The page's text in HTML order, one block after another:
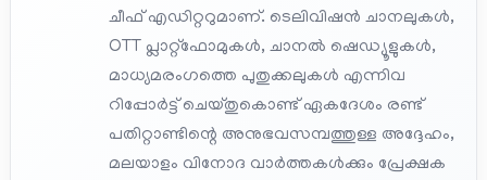
ചീഫ് എഡിറ്ററുമാണ്. ടെലിവിഷൻ ചാനലുകൾ,
OTT പ്ലാറ്റ്‌ഫോമുകൾ, ചാനൽ ഷെഡ്യൂളുകൾ,
മാധ്യമരംഗത്തെ പുതുക്കലുകൾ എന്നിവ
റിപ്പോർട്ട് ചെയ്തുകൊണ്ട് ഏകദേശം രണ്ട്
പതിറ്റാണ്ടിന്റെ അനുഭവസമ്പത്തുള്ള അദ്ദേഹം,
മലയാളം വിനോദ വാർത്തകൾക്കും പ്രേക്ഷക